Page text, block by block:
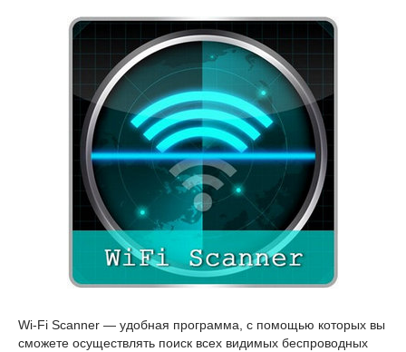
Wi-Fi Scanner — удобная программа, с помощью которых вы
сможете осуществлять поиск всех видимых беспроводных